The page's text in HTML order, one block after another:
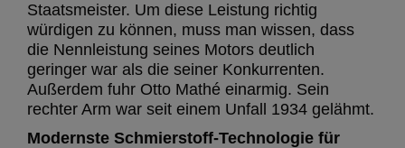
Staatsmeister. Um diese Leistung richtig
würdigen zu können, muss man wissen, dass
die Nennleistung seines Motors deutlich
geringer war als die seiner Konkurrenten.
Außerdem fuhr Otto Mathé einarmig. Sein
rechter Arm war seit einem Unfall 1934 gelähmt.
Modernste Schmierstoff-Technologie für